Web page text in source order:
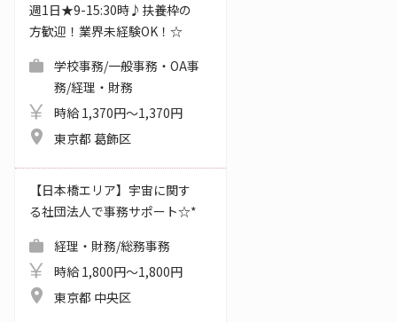
週1日★9-15:30時♪扶養枠の
方歓迎！業界未経験OK！☆
学校事務/一般事務・OA事
務/経理・財務
時給 1,370円～1,370円
東京都 葛飾区
【日本橋エリア】宇宙に関す
る社団法人で事務サポート☆*
経理・財務/総務事務
時給 1,800円～1,800円
東京都 中央区